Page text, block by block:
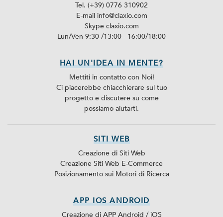
Tel. (+39) 0776 310902
E-mail info@claxio.com
Skype claxio.com
Lun/Ven 9:30 /13:00 - 16:00/18:00
HAI UN'IDEA IN MENTE?
Mettiti in contatto con Noi!
Ci piacerebbe chiacchierare sul tuo
progetto e discutere su come
possiamo aiutarti.
SITI WEB
Creazione di Siti Web
Creazione Siti Web E-Commerce
Posizionamento sui Motori di Ricerca
APP IOS ANDROID
Creazione di APP Android / iOS